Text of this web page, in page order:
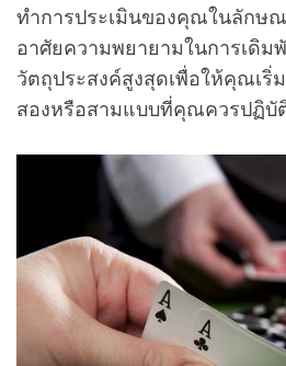
ทำการประเมินของคุณในลักษ
อาศัยความพยายามในการเดิม
วัตถุประสงค์สูงสุดเพื่อให้คุณเริ่
สองหรือสามแบบที่คุณควรปฏิบั